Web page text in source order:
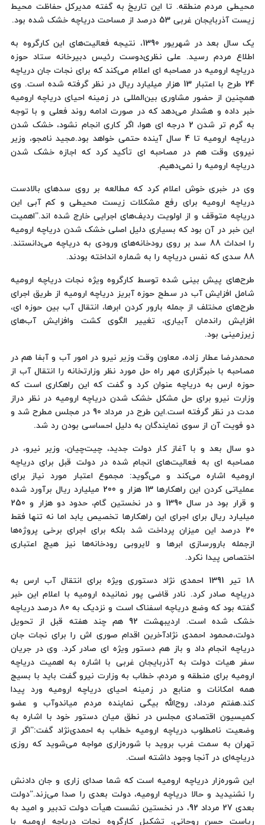
محیطی مردم منطقه. تا این تاریخ به گفته مدیرکل حفاظت محیط
زیست آذربایجان غربی 53 درصد از مساحت دریاچه خشک شده بود.
یک سال بعد در شهریور 1390، نتیجه فعالیت‌های این کارگروه به
اطلاع مردم رسید. علی نظری‌دوست رئیس دبیرخانه ستاد حوزه
دریاچه ارومیه در مصاحبه ای اعلام می‌کند که برای نجات جان دریاچه
24 طرح با اعتبار 13 هزار میلیارد ریال در نظر گرفته شده است. وی
همچنین از حضور مشاوری بین‌المللی در زمینه احیای دریاچه ارومیه
خبر داده و هشدار می‌دهد که در صورت ادامه روند فعلی و با توجه
به گرم تر شدن 2 درجه ای هوا، اگر کاری انجام نشود، خشک شدن
دریاچه ارومیه تا 4 سال آینده حتمی خواهد بود.مجید نامجو، وزیر
نیروی وقت هم در مصاحبه ای تأکید کرد که اجازه خشک شدن
دریاچه ارومیه را نمی‌دهیم.
وی در خبری خوش اعلام کرد که مطالعه بر روی سدهای بالادست
دریاچه ارومیه برای رفع مشکلات زیست محیطی و کم آبی این
دریاچه متوقف و از اولویت ردیف‌های اجرایی خارج شده اند.”اهمیت
این خبر در آن بود که بسیاری دلیل اصلی خشک شدن دریاچه ارومیه
را احداث 88 سد بر روی رودخانه‌های ورودی به دریاچه می‌دانستند.
88 سدی که نفس دریاچه را به شماره انداخته بودند.
طرح‌های پیش بینی شده توسط کارگروه ویژه نجات دریاچه ارومیه
شامل افزایش آب در سطح حوزه آبریز دریاچه ارومیه از طریق اجرای
طرح‌های مختلف از جمله بارور کردن ابرها، انتقال آب بین حوزه ای،
افزایش راندمان آبیاری، تغییر الگوی کشت وافزایش آب‌های
زیرزمینی بود.
محمدرضا عطار زاده، معاون وقت وزیر نیرو در امور آب و آبفا هم در
مصاحبه با خبرگزاری مهر راه حل مورد نظر وزارتخانه را انتقال آب از
حوزه ارس به دریاچه عنوان کرد و گفت که این راهکاری است که
وزارت نیرو برای حل مشکل خشک شدن دریاچه ارومیه در نظر دراز
مدت در نظر گرفته است.این طرح در مرداد 90 در مجلس مطرح شد و
دو فویت آن از سوی نمایندگان به دلیل احساسی بودن رد شد.
دو سال بعد و با آغاز کار دولت جدید، چیت‌چیان، وزیر نیرو، در
مصاحبه ای به فعالیت‌های انجام شده در دولت قبل برای دریاچه
ارومیه اشاره می‌کند و می‌گوید: مجموع اعتبار مورد نیاز برای
عملیاتی كردن این راهكارها 13 هزار و 200 میلیارد ریال برآورد شده
و قرار بود در سال 1390 و در نخستین گام، حدود دو هزار و 250
میلیارد ریال برای اجرای این راهكارها تخصیص یابد اما نه تنها فقط
20 درصد این میزان پرداخت شد بلكه برای اجرای برخی پروژه‌ها
ازجمله بارورسازی ابرها و لایروبی رودخانه‌ها نیز هیچ اعتباری
اختصاص پیدا نكرد.
18 تیر 1391 احمدی نژاد دستوری ویژه برای انتقال آب ارس به
دریاچه صادر کرد. نادر قاضی پور نمانیده ارومیه با اعلام این خبر
گفته بود که وضع دریاچه اسفناک است و نزدیک به 80 درصد دریاچه
خشک شده است. اردیبهشت 92 هم چند هفته قبل از تحویل
دولت،محمود احمدی نژادآخرین اقدام صوری اش را برای نجات جان
دریاچه انجام داد و باز هم دستور ویژه ای صادر کرد. وی در جریان
سفر هیات دولت به آذربایجان غربی با اشاره به اهمیت دریاچه
ارومیه برای منطقه و مردم، خطاب به وزارت نیرو گفت باید با بسیج
همه امکانات و منابع در زمینه احیای دریاچه ارومیه ورد پیدا
کند.هفتم مرداد، روح‌الله بیگی نماینده مردم میاندوآب و عضو
کمیسیون اقتصادی مجلس در نطق میان دستور خود با اشاره به
وضعیت نامطلوب دریاچه‌ ارومیه خطاب به احمدی‌نژاد گفت:”اگر از
تهران به سمت غرب بروید با شوره‌زاری مواجه می‌شوید که روزی
دریاچه‌ای در آنجا وجود داشته است.
این شوره‌زار دریاچه ارومیه است که شما صدای زاری و جان دادنش
را نشنیدید و حالا دریاچه‌ ارومیه، دولت بعدی را صدا می‌زند.”دولت
بعدی 27 مرداد 92، در نخستین نشست هیأت دولت تدبیر و امید به
ریاست حسن روحانی، تشکیل کارگروه نجات دریاچه ارومیه با